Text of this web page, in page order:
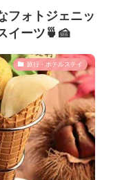
フォトジェニッ
イーツ🍵🍰
旅行・ホテルステイ